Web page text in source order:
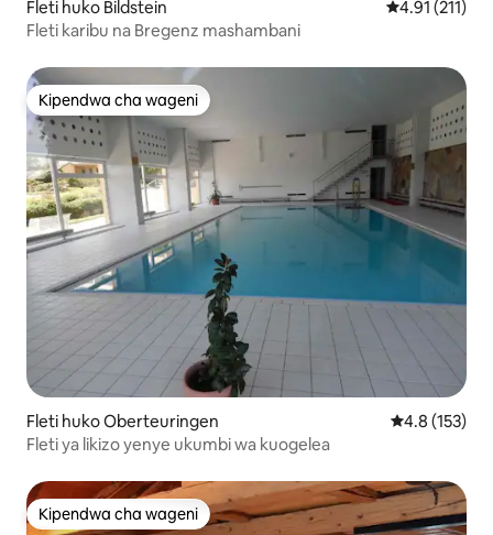
Fleti huko Bildstein Ukadiriaji wa
4.91 (211)
Fleti karibu na Bregenz mashambani
Kipendwa cha wageni
Kipendwa cha wageni
Fleti huko Oberteuringen Ukadiriaji wa
4.8 (153)
Fleti ya likizo yenye ukumbi wa kuogelea
Kipendwa cha wageni
Kipendwa cha wageni